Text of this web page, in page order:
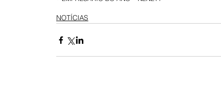
NOTÍCIAS